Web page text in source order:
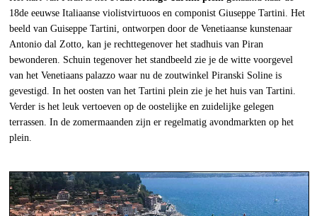
18de eeuwse Italiaanse violistvirtuoos en componist Giuseppe Tartini. Het
beeld van Guiseppe Tartini, ontworpen door de Venetiaanse kunstenaar
Antonio dal Zotto, kan je rechttegenover het stadhuis van Piran
bewonderen. Schuin tegenover het standbeeld zie je de witte voorgevel
van het Venetiaans palazzo waar nu de zoutwinkel Piranski Soline is
gevestigd. In het oosten van het Tartini plein zie je het huis van Tartini.
Verder is het leuk vertoeven op de oostelijke en zuidelijke gelegen
terrassen. In de zomermaanden zijn er regelmatig avondmarkten op het
plein.